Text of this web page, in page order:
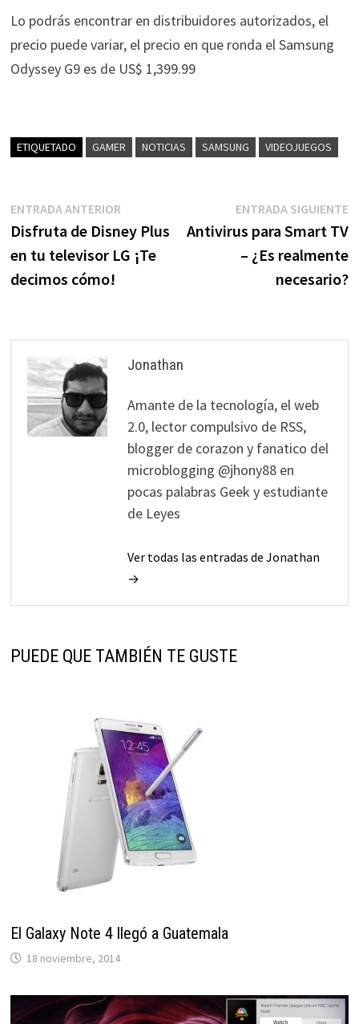
Lo podrás encontrar en distribuidores autorizados, el
precio puede variar, el precio en que ronda el Samsung
Odyssey G9 es de US$ 1,399.99
ETIQUETADO GAMER NOTICIAS SAMSUNG VIDEOJUEGOS
Navegación
de
entradas
ENTRADA ANTERIOREntrada
anterior:
Disfruta de Disney Plus
en tu televisor LG ¡Te
decimos cómo!
ENTRADA SIGUIENTE
Antivirus para Smart TV
– ¿Es realmente
necesario?
Jonathan
Amante de la tecnología, el web
2.0, lector compulsivo de RSS,
blogger de corazon y fanatico del
microblogging @jhony88 en
pocas palabras Geek y estudiante
de Leyes
Ver todas las entradas de Jonathan
→
PUEDE QUE TAMBIÉN TE GUSTE
El Galaxy Note 4 llegó a Guatemala
18 noviembre, 2014